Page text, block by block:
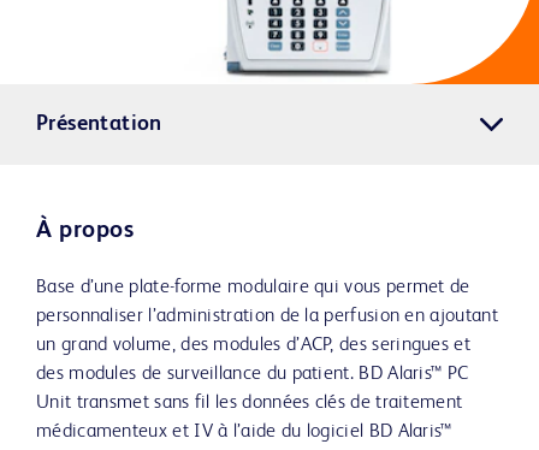
Présentation
À propos
Base d’une plate-forme modulaire qui vous permet de
personnaliser l’administration de la perfusion en ajoutant
un grand volume, des modules d’ACP, des seringues et
des modules de surveillance du patient. BD Alaris™ PC
Unit transmet sans fil les données clés de traitement
médicamenteux et IV à l’aide du logiciel BD Alaris™